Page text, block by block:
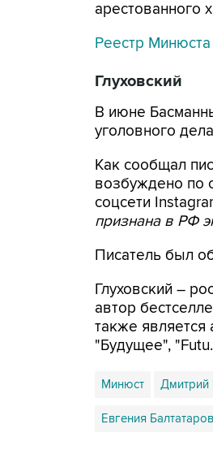
арестованного
Реестр Минюста
Глуховский
В июне
уголовного
Как сообщал
возбуждено по
соцсети
признана в РФ
Писатель был
Глуховский –
автор
также
"Будущее",
Минюст Дмитрий
Евгения